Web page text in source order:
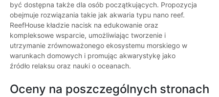
być dostępna także dla osób początkujących. Propozycja
obejmuje rozwiązania takie jak akwaria typu nano reef.
ReefHouse kładzie nacisk na edukowanie oraz
kompleksowe wsparcie, umożliwiając tworzenie i
utrzymanie zrównoważonego ekosystemu morskiego w
warunkach domowych i promując akwarystykę jako
źródło relaksu oraz nauki o oceanach.
Oceny na poszczególnych stronach